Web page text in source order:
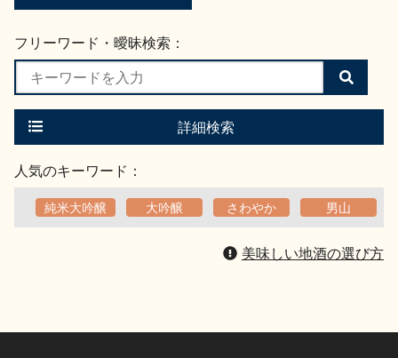
フリーワード・曖昧検索：
検
索
す
詳細検索
人気のキーワード：
純米大吟醸 大吟醸 さわやか 男山
美味しい地酒の選び方